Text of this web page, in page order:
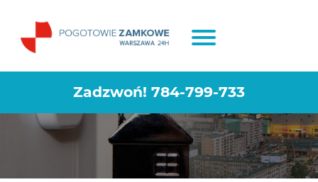
Zadzwoń! 784-799-733
Montaż i wymiana zamków
Warszawa Wesoła